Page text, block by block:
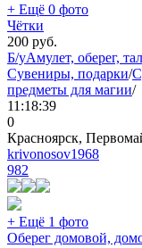
+ Ещё 0 фото
Чётки
200 руб.
Б/уАмулет, оберег,
Сувениры, подарки/
предметы для магии/
11:18:39
0
Красноярск,
krivonosov1968
982
+ Ещё 1 фото
Оберег домовой,